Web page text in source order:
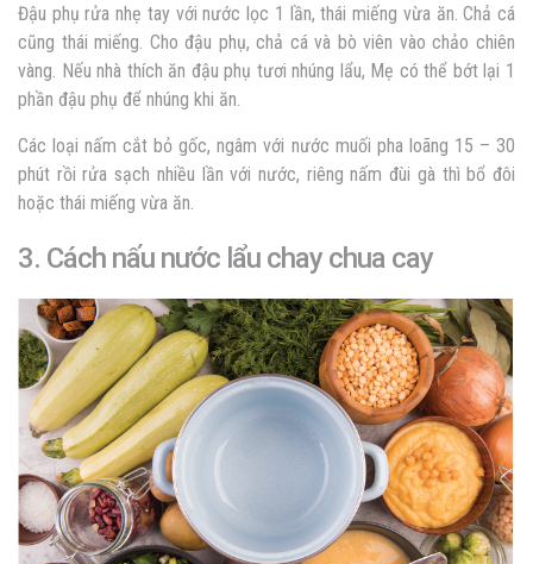
Đậu phụ rửa nhẹ tay với nước lọc 1 lần, thái miếng vừa ăn. Chả cá
cũng thái miếng. Cho đậu phụ, chả cá và bò viên vào chảo chiên
vàng. Nếu nhà thích ăn đậu phụ tươi nhúng lẩu, Mẹ có thể bớt lại 1
phần đậu phụ để nhúng khi ăn.
Các loại nấm cắt bỏ gốc, ngâm với nước muối pha loãng 15 – 30
phút rồi rửa sạch nhiều lần với nước, riêng nấm đùi gà thì bổ đôi
hoặc thái miếng vừa ăn.
3. Cách nấu nước lẩu chay chua cay